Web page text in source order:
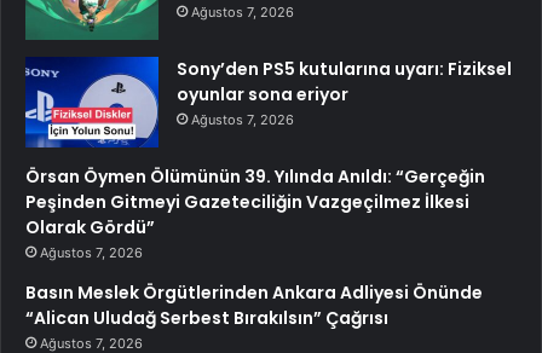
Ağustos 7, 2026
Sony’den PS5 kutularına uyarı: Fiziksel
oyunlar sona eriyor
Ağustos 7, 2026
Örsan Öymen Ölümünün 39. Yılında Anıldı: “Gerçeğin
Peşinden Gitmeyi Gazeteciliğin Vazgeçilmez İlkesi
Olarak Gördü”
Ağustos 7, 2026
Basın Meslek Örgütlerinden Ankara Adliyesi Önünde
“Alican Uludağ Serbest Bırakılsın” Çağrısı
Ağustos 7, 2026